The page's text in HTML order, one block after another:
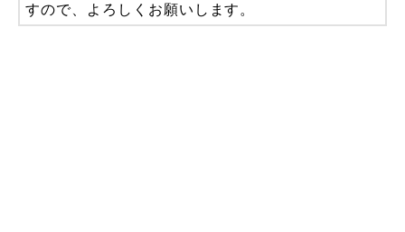
すので、よろしくお願いします。